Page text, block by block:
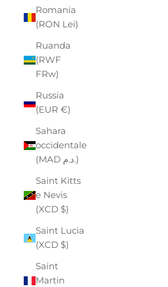
Romania
(RON Lei)
Ruanda
(RWF
FRw)
Russia
(EUR €)
Sahara
occidentale
(MAD د.م.)
Saint Kitts
e Nevis
(XCD $)
Saint Lucia
(XCD $)
Saint
Martin